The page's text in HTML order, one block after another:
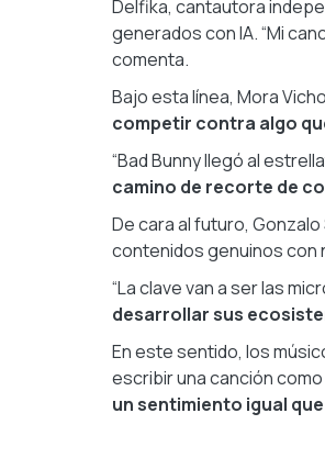
Delfika, cantautora
generados con IA. “Mi
comenta.
Bajo esta línea, Mora
competir contra algo
“Bad Bunny llegó al
camino de recorte de
De cara al futuro,
contenidos genuinos con
“La clave van a ser las
desarrollar sus
En este sentido, los
escribir una canción
un sentimiento igual